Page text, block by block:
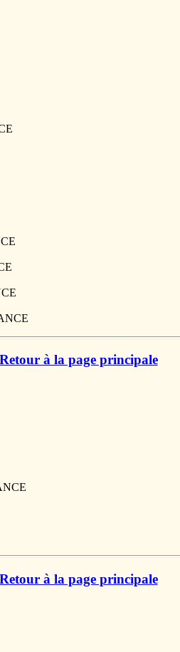
Retour à la page principale
Retour à la page principale